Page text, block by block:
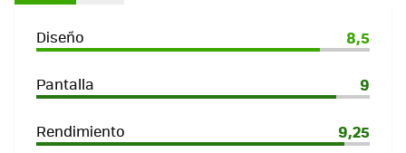
Diseño 8,5
Pantalla 9
Rendimiento 9,25